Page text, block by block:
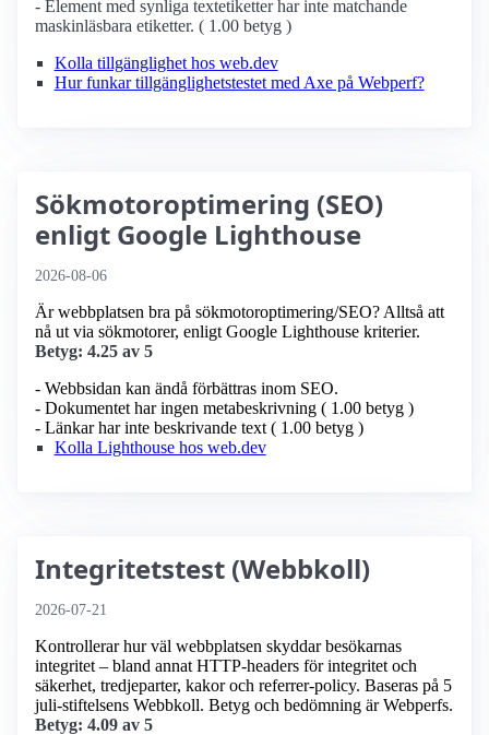
- Element med synliga textetiketter har inte matchande
maskinläsbara etiketter. ( 1.00 betyg )
Kolla tillgänglighet hos web.dev
Hur funkar tillgänglighetstestet med Axe på Webperf?
Sökmotoroptimering (SEO)
enligt Google Lighthouse
2026-08-06
Är webbplatsen bra på sökmotoroptimering/SEO? Alltså att
nå ut via sökmotorer, enligt Google Lighthouse kriterier.
Betyg: 4.25 av 5
- Webbsidan kan ändå förbättras inom SEO.
- Dokumentet har ingen metabeskrivning ( 1.00 betyg )
- Länkar har inte beskrivande text ( 1.00 betyg )
Kolla Lighthouse hos web.dev
Integritetstest (Webbkoll)
2026-07-21
Kontrollerar hur väl webbplatsen skyddar besökarnas
integritet – bland annat HTTP-headers för integritet och
säkerhet, tredjeparter, kakor och referrer-policy. Baseras på 5
juli-stiftelsens Webbkoll. Betyg och bedömning är Webperfs.
Betyg: 4.09 av 5